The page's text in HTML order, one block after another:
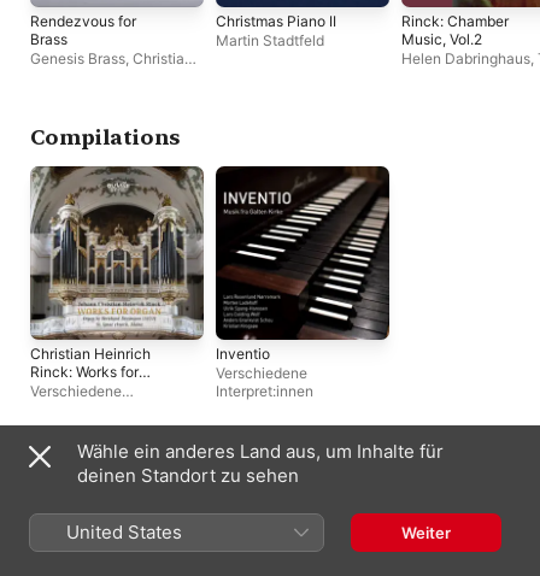
Rendezvous for
Brass
Genesis Brass, Christian
Christmas Piano II
Martin Stadtfeld
Rinck: Chamber
Music, Vol.2
Helen Dabringhaus,
Compilations
Christian Heinrich
Rinck: Works for
Organ (Organ by
(1837) St. Ignaz
Church, Mainz)
Verschiedene
Inventio
Verschiedene
Interpret:innen
Deutschland English (UK)
Copyright © 2026 Apple Inc. Alle Rechte vorbehalten.
Nutzungsbedingungen für Internetdienste
Apple Music und Datenschutz
Wähle ein anderes Land aus, um Inhalte für
deinen Standort zu sehen
United States Weiter